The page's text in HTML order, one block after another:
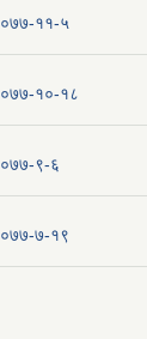
११-५
२०७७-१०-१८
९-६
७-१९